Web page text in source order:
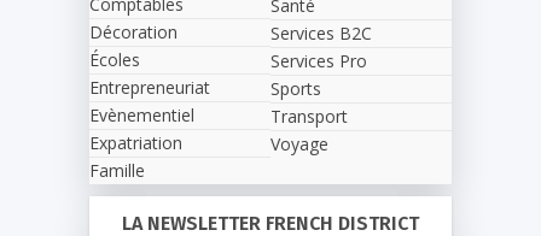
Décoration
Écoles
Entrepreneuriat
Evènementiel
Expatriation
Famille
Santé
Services B2C
Services Pro
Sports
Transport
Voyage
LA NEWSLETTER FRENCH DISTRICT